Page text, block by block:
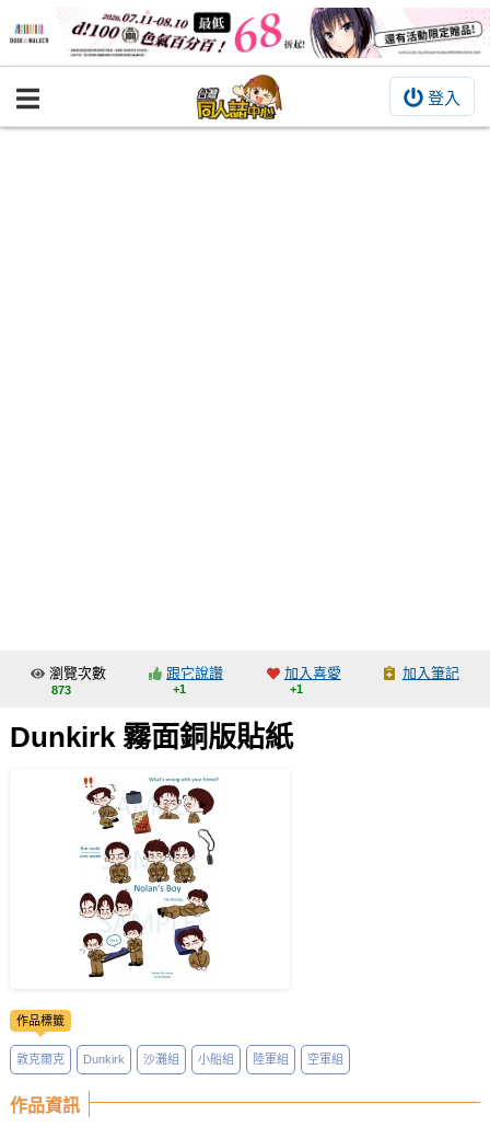
登入
BOOKY書集倉庫
交流中心
攤位轉讓區
會員中心
註冊會員
登入
瀏覽次數
873
跟它說讚
+1
加入喜愛
+1
加入筆記
Dunkirk 霧面銅版貼紙
作品標籤
敦克爾克 Dunkirk 沙灘組 小船組 陸軍組 空軍組
作品資訊